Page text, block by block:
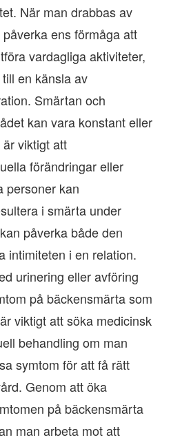
När man drabbas av
ens förmåga att
vardagliga aktiviteter,
en känsla av
Smärtan och
kan vara konstant eller
viktigt att
förändringar eller
personer kan
i smärta under
påverka både den
intimiteten i en relation.
urinering eller avföring
på bäckensmärta som
viktigt att söka medicinsk
behandling om man
symtom för att få rätt
Genom att öka
på bäckensmärta
man arbeta mot att